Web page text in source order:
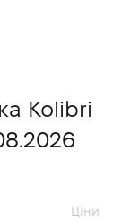
Kolibri
Ціни